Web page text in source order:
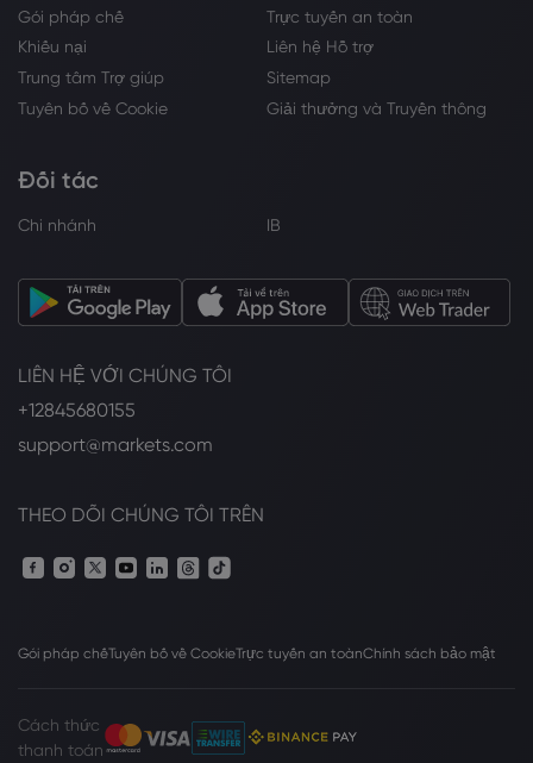
Gói pháp chế
Trực tuyến an toàn
Khiếu nại
Liên hệ Hỗ trợ
Trung tâm Trợ giúp
Sitemap
Tuyên bố về Cookie
Giải thưởng và Truyền thông
Đối tác
Chi nhánh IB
LIÊN HỆ VỚI CHÚNG TÔI
+12845680155
support@markets.com
THEO DÕI CHÚNG TÔI TRÊN
Gói pháp chếTuyên bố về CookieTrực tuyến an toànChính sách bảo mật
Cách thức
thanh toán